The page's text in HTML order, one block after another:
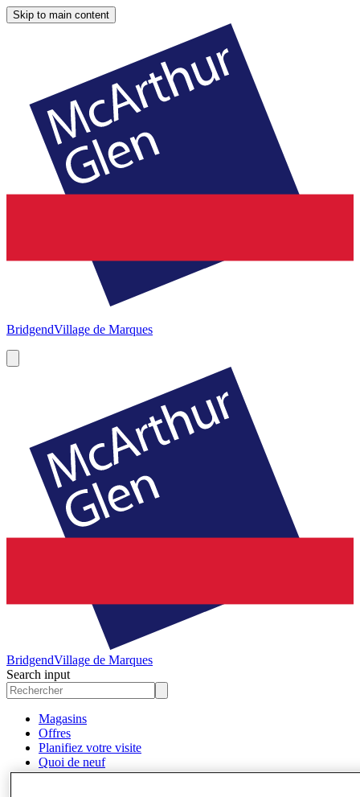
Skip to main content
BridgendVillage de Marques
BridgendVillage de Marques
Search input
Magasins
Offres
Planifiez votre visite
Quoi de neuf
Mangez et buvez